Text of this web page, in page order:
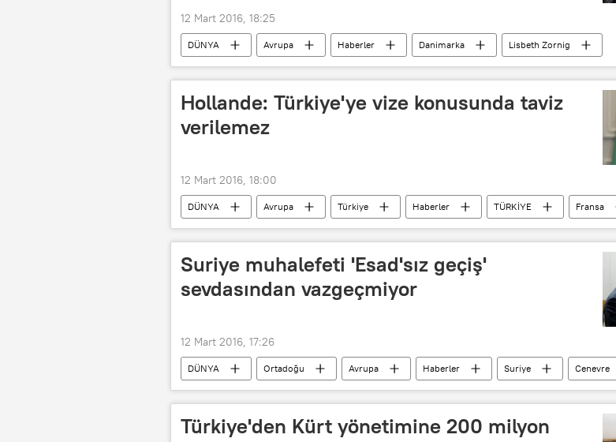
12 Mart 2016, 18:25
DÜNYA Avrupa Haberler Danimarka Lisbeth Zornig
Hollande: Türkiye'ye vize konusunda taviz
verilemez
12 Mart 2016, 18:00
DÜNYA Avrupa Türkiye Haberler TÜRKİYE
Fransa
François Hollande
AB
Suriye muhalefeti 'Esad'sız geçiş'
sevdasından vazgeçmiyor
12 Mart 2016, 17:26
DÜNYA Ortadoğu Avrupa Haberler Suriye
Cenevre
Kadri Cemil
Muhammed Alluş İslam Ordusu Yüksek Müzakere Komitesi
Türkiye'den Kürt yönetimine 200 milyon